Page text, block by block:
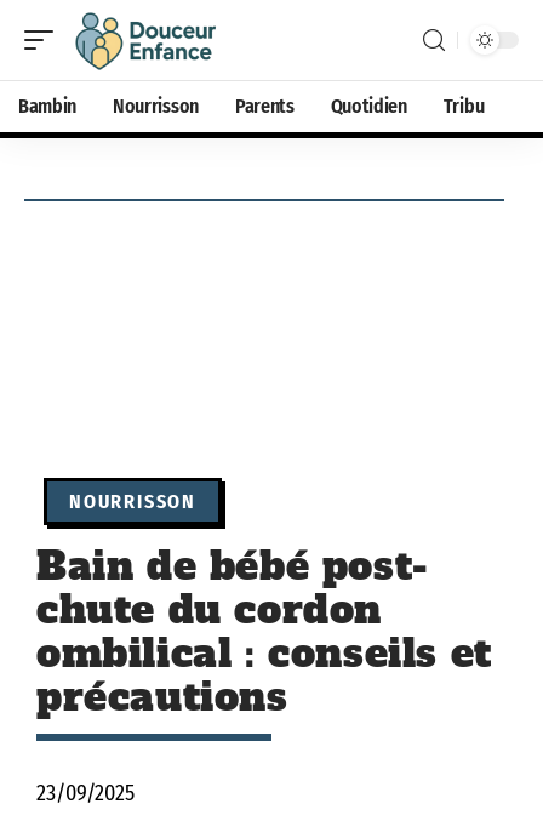
Bambin Nourrisson Parents Quotidien Tribu
NOURRISSON
Bain de bébé post-
chute du cordon
ombilical : conseils et
précautions
23/09/2025